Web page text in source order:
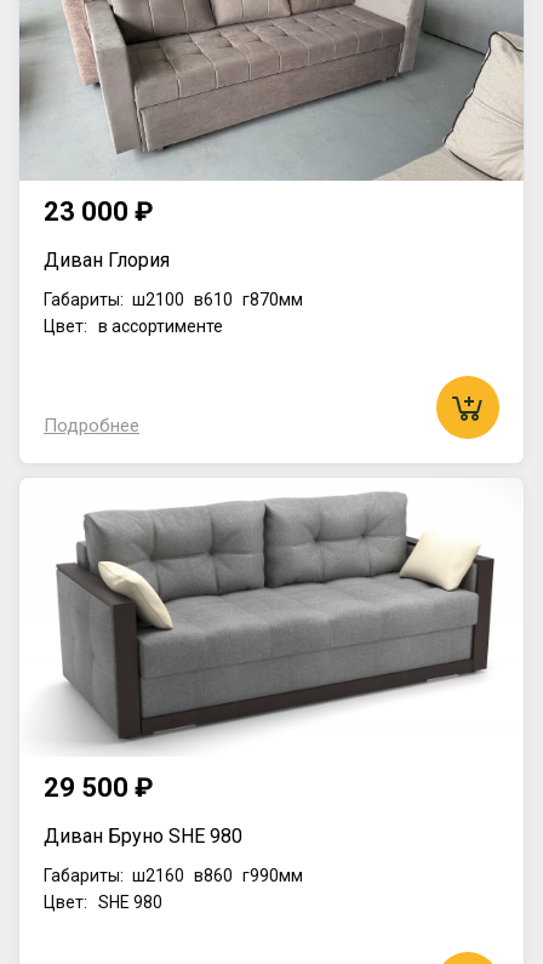
23 000 ₽
Диван Глория
Габариты: ш2100 в610 г870мм
Цвет: в ассортименте
Подробнее
29 500 ₽
Диван Бруно SHE 980
Габариты: ш2160 в860 г990мм
Цвет: SHE 980